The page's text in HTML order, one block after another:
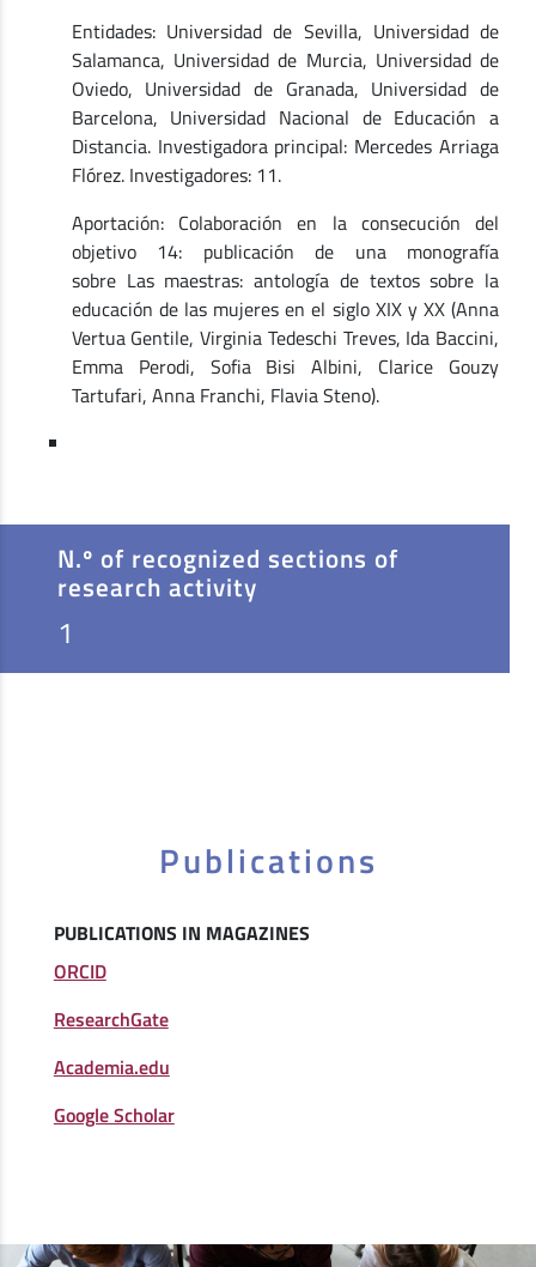
Entidades: Universidad de Sevilla, Universidad de
Salamanca, Universidad de Murcia, Universidad de
Oviedo, Universidad de Granada, Universidad de
Barcelona, Universidad Nacional de Educación a
Distancia. Investigadora principal: Mercedes Arriaga
Flórez. Investigadores: 11.
Aportación: Colaboración en la consecución del
objetivo 14: publicación de una monografía
sobre Las maestras: antología de textos sobre la
educación de las mujeres en el siglo XIX y XX (Anna
Vertua Gentile, Virginia Tedeschi Treves, Ida Baccini,
Emma Perodi, Sofia Bisi Albini, Clarice Gouzy
Tartufari, Anna Franchi, Flavia Steno).
N.º of recognized sections of
research activity
1
Publications
PUBLICATIONS IN MAGAZINES
ORCID
ResearchGate
Academia.edu
Google Scholar